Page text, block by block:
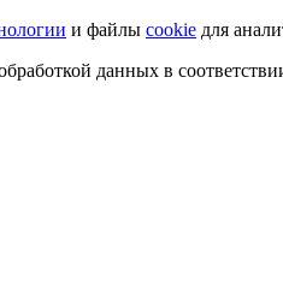
и файлы cookie для
данных в